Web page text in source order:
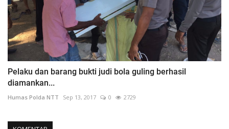
Pelaku dan barang bukti judi bola guling berhasil
diamankan...
Humas Polda NTT Sep 13, 2017 0 2729